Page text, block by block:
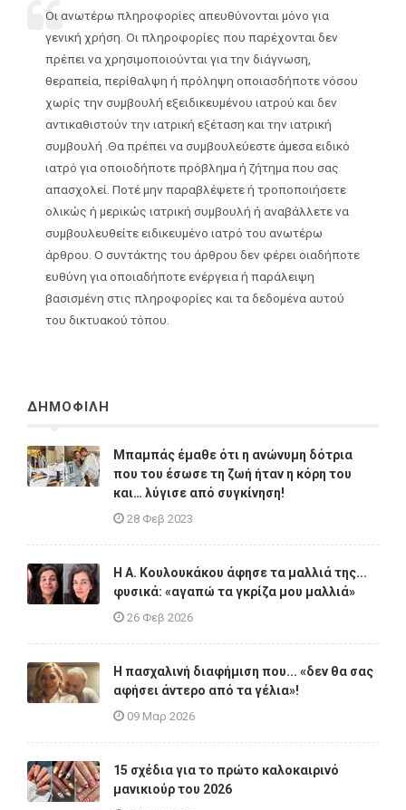
Οι ανωτέρω πληροφορίες απευθύνονται μόνο για
γενική χρήση. Οι πληροφορίες που παρέχονται δεν
πρέπει να χρησιμοποιούνται για την διάγνωση,
θεραπεία, περίθαλψη ή πρόληψη οποιασδήποτε νόσου
χωρίς την συμβουλή εξειδικευμένου ιατρού και δεν
αντικαθιστούν την ιατρική εξέταση και την ιατρική
συμβουλή .Θα πρέπει να συμβουλεύεστε άμεσα ειδικό
ιατρό για οποιοδήποτε πρόβλημα ή ζήτημα που σας
απασχολεί. Ποτέ μην παραβλέψετε ή τροποποιήσετε
ολικώς ή μερικώς ιατρική συμβουλή ή αναβάλλετε να
συμβουλευθείτε ειδικευμένο ιατρό του ανωτέρω
άρθρου. Ο συντάκτης του άρθρου δεν φέρει οιαδήποτε
ευθύνη για οποιαδήποτε ενέργεια ή παράλειψη
βασισμένη στις πληροφορίες και τα δεδομένα αυτού
του δικτυακού τόπου.
ΔΗΜΟΦΙΛΗ
Μπαμπάς έμαθε ότι η ανώνυμη δότρια
που του έσωσε τη ζωή ήταν η κόρη του
και… λύγισε από συγκίνηση!
28 Φεβ 2023
Η A. Κουλουκάκου άφησε τα μαλλιά της...
φυσικά: «αγαπώ τα γκρίζα μου μαλλιά»
26 Φεβ 2026
Η πασχαλινή διαφήμιση που... «δεν θα σας
αφήσει άντερο από τα γέλια»!
09 Μαρ 2026
15 σχέδια για το πρώτο καλοκαιρινό
μανικιούρ του 2026